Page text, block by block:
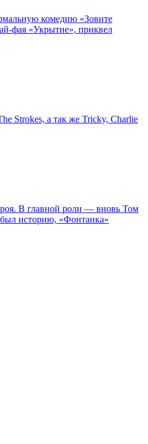
комедию «Зовите
фая «Укрытие», приквел
Strokes, а так же Tricky, Charlie
В главной роли — вновь Том
историю, «Фонтанка»